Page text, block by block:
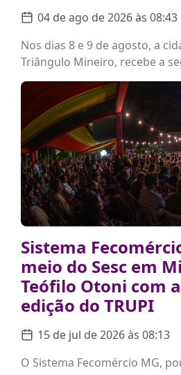
04 de ago de 2026 às 08:43
Nos dias 8 e 9 de agosto, a
Triângulo Mineiro, recebe a
Sistema
meio do Sesc em
Teófilo Otoni com
edição do TRUPI
15 de jul de 2026 às 08:13
O Sistema Fecomércio MG,